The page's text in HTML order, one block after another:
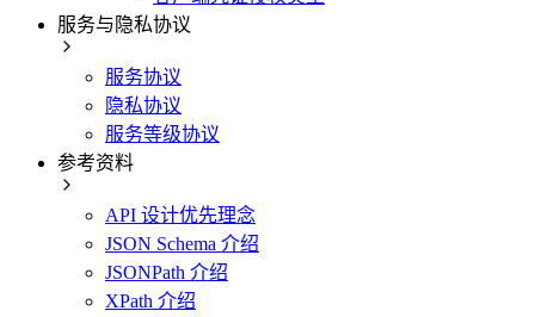
服务与隐私协议
服务协议
隐私协议
服务等级协议
参考资料
API 设计优先理念
JSON Schema 介绍
JSONPath 介绍
XPath 介绍